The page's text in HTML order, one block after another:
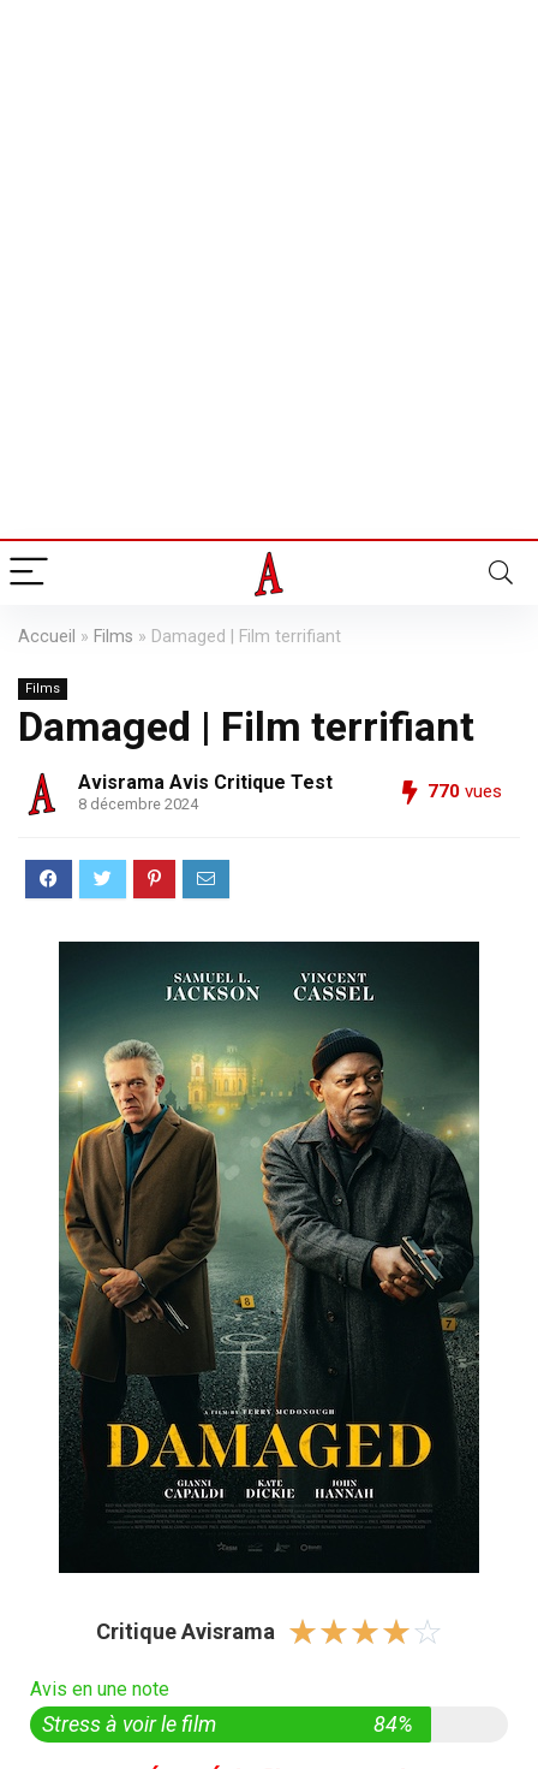
Accueil » Films » Damaged | Film terrifiant
Films
Damaged | Film terrifiant
Avisrama Avis Critique Test
8 décembre 2024
770 vues
Critique Avisrama ☆☆☆☆☆
Avis en une note
Stress à voir le film 84%